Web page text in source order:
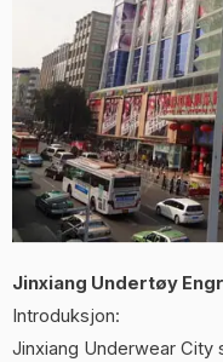
Jinxiang Undertøy
Introduksjon:
Jinxiang Underwear City